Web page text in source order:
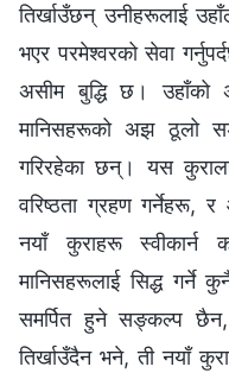
तिर्खाउँछन् उनीहरूलाई
भएर परमेश्‍वरको सेवा
असीम बुद्धि छ।
मानिसहरूको अझ ठूलो
गरिरहेका छन्। यस
वरिष्ठता ग्रहण गर्नेहरू,
नयाँ कुराहरू स्वीकार्न
मानिसहरूलाई सिद्ध
समर्पित हुने सङ्कल्प
तिर्खाउँदैन भने, ती नयाँ